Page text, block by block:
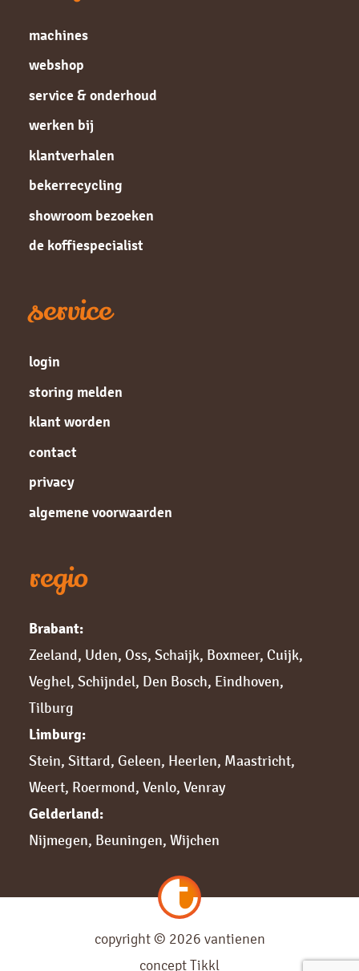
machines
webshop
service & onderhoud
werken bij
klantverhalen
bekerrecycling
showroom bezoeken
de koffiespecialist
service
login
storing melden
klant worden
contact
privacy
algemene voorwaarden
regio
Brabant:
Zeeland, Uden, Oss, Schaijk, Boxmeer, Cuijk,
Veghel, Schijndel, Den Bosch, Eindhoven,
Tilburg
Limburg:
Stein, Sittard, Geleen, Heerlen, Maastricht,
Weert, Roermond, Venlo, Venray
Gelderland:
Nijmegen, Beuningen, Wijchen
copyright © 2026 vantienen
conceptTikkl